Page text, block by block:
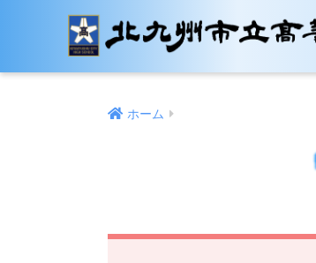
ホーム
12:00 AM
1:00 AM
4:00 AM